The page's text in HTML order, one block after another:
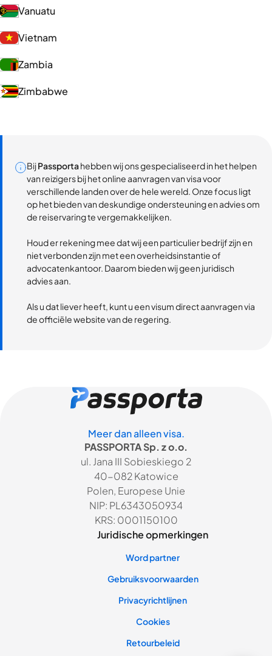
Vanuatu
Vietnam
Zambia
Zimbabwe
BijPassportahebben wij ons gespecialiseerd in het helpen
van reizigers bij het online aanvragen van visa voor
verschillende landen over de hele wereld. Onze focus ligt
op het bieden van deskundige ondersteuning en advies om
de reiservaring te vergemakkelijken.
Houd er rekening mee dat wij een particulier bedrijf zijn en
niet verbonden zijn met een overheidsinstantie of
advocatenkantoor. Daarom bieden wij geen juridisch
advies aan.
Als u dat liever heeft, kunt u een visum direct aanvragen via
de officiële website van de regering.
Meer dan alleen visa.
PASSPORTA Sp. z o.o.
ul. Jana III Sobieskiego 2
40-082 Katowice
Polen, Europese Unie
NIP: PL6343050934
KRS: 0001150100
Juridische opmerkingen
Word partner
Gebruiksvoorwaarden
Privacyrichtlijnen
Cookies
Retourbeleid